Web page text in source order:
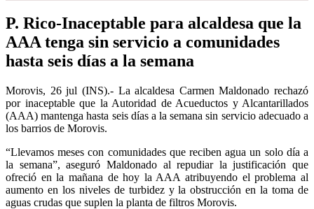
P. Rico-Inaceptable para alcaldesa que la
AAA tenga sin servicio a comunidades
hasta seis días a la semana
Morovis, 26 jul (INS).- La alcaldesa Carmen Maldonado rechazó
por inaceptable que la Autoridad de Acueductos y Alcantarillados
(AAA) mantenga hasta seis días a la semana sin servicio adecuado a
los barrios de Morovis.
“Llevamos meses con comunidades que reciben agua un solo día a
la semana”, aseguró Maldonado al repudiar la justificación que
ofreció en la mañana de hoy la AAA atribuyendo el problema al
aumento en los niveles de turbidez y la obstrucción en la toma de
aguas crudas que suplen la planta de filtros Morovis.